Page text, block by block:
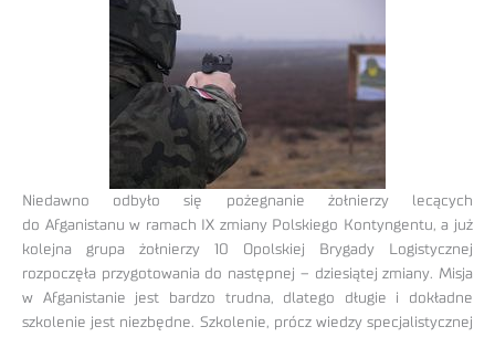
Niedawno odbyło się pożegnanie żołnierzy lecących
do Afganistanu w ramach IX zmiany Polskiego Kontyngentu, a już
kolejna grupa żołnierzy 10 Opolskiej Brygady Logistycznej
rozpoczęła przygotowania do następnej – dziesiątej zmiany. Misja
w Afganistanie jest bardzo trudna, dlatego długie i dokładne
szkolenie jest niezbędne. Szkolenie, prócz wiedzy specjalistycznej